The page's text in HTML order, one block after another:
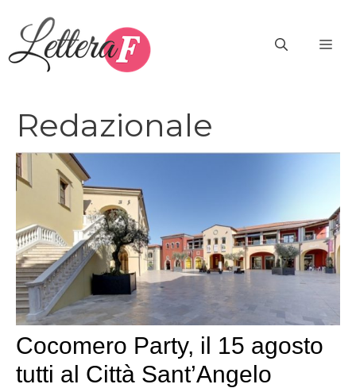
contenuto
Redazionale
Cocomero Party, il 15 agosto
tutti al Città Sant’Angelo